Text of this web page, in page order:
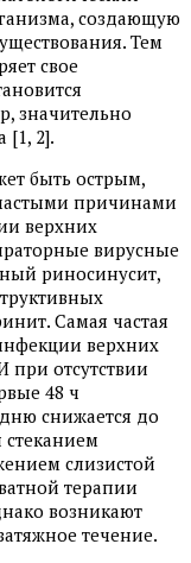
создающую
Тем
свое
значительно
[1, 2].
быть острым,
причинами
верхних
вирусные
риносинусит,
Самая частая
верхних
при отсутствии
48 ч
снижается до
слизистой
терапии
возникают
течение.